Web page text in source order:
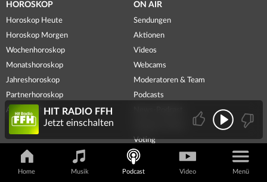
HOROSKOP
Horoskop Heute
Horoskop Morgen
Wochenhoroskop
Monatshoroskop
Jahreshoroskop
Partnerhoroskop
Aszendent
ON AIR
Sendungen
Aktionen
Videos
Webcams
Moderatoren & Team
Podcasts
Voting
FREIZEIT FFH-WELT
Home Musik Podcast Video Menü
HIT RADIO FFH
Jetzt einschalten